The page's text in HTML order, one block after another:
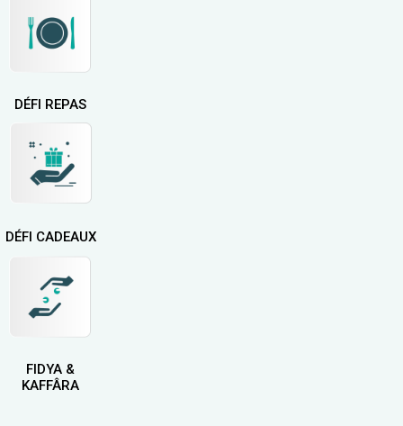
DÉFI REPAS
DÉFI CADEAUX
FIDYA &
KAFFÂRA